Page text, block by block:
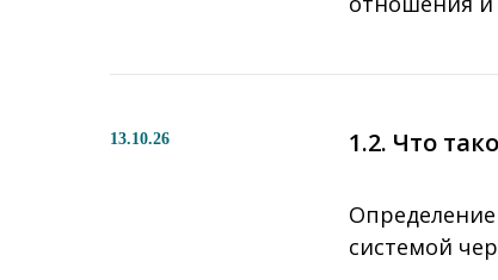
13.10.26 1.2. Что
системой